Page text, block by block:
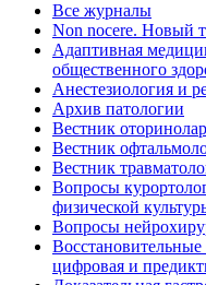
Все журналы
Non nocere. Новый
Адаптивная
общественного
Анестезиология и
Архив патологии
Вестник
Вестник
Вестник
Вопросы
физической
Вопросы
цифровая и